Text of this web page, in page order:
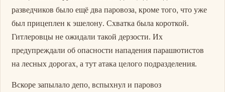
разведчиков было ещё два паровоза, кроме того, что уже
был прицеплен к эшелону. Схватка была короткой.
Гитлеровцы не ожидали такой дерзости. Их
предупреждали об опасности нападения парашютистов
на лесных дорогах, а тут атака целого подразделения.
Вскоре запылало депо, вспыхнул и паровоз